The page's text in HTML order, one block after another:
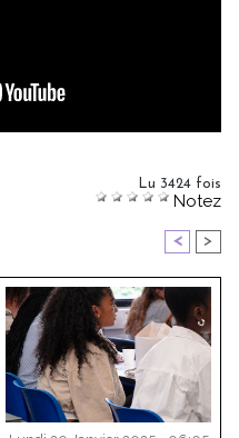
Lu 3424 fois
Notez
< >